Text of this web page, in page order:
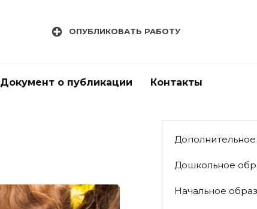
ОПУБЛИКОВАТЬ РАБОТУ
Документ о публикации Контакты
Дошкольное
Начальное